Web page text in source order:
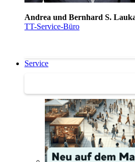
Andrea und Bernhard S.
TT-Service-Büro
Service